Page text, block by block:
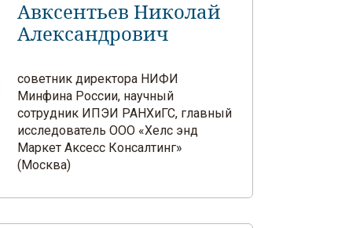
Авксентьев Николай
Александрович
советник директора НИФИ
Минфина России, научный
сотрудник ИПЭИ РАНХиГС, главный
исследователь ООО «Хелс энд
Маркет Аксесс Консалтинг»
(Москва)